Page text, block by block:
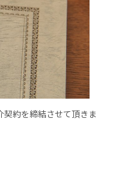
約を締結させて頂きま